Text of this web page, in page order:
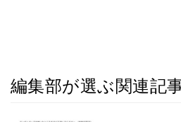
編集部が選ぶ関連記